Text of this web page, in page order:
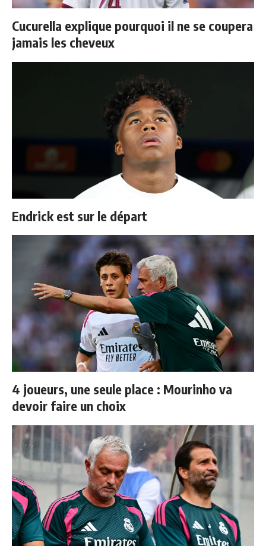
Cucurella explique pourquoi il ne se coupera
jamais les cheveux
Endrick est sur le départ
4 joueurs, une seule place : Mourinho va
devoir faire un choix